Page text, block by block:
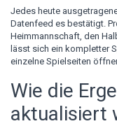
Jedes heute
Datenfeed es bestätigt.
Heimmannschaft, den
lässt sich ein kompletter
einzelne Spielseiten
Wie die
aktualisiert